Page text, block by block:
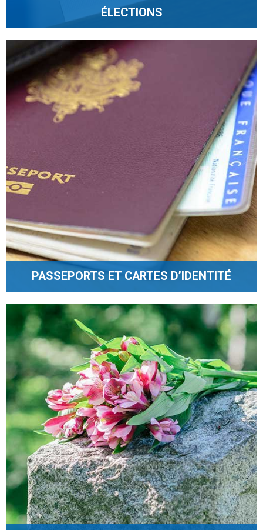
ÉLECTIONS
PASSEPORTS ET CARTES D’IDENTITÉ